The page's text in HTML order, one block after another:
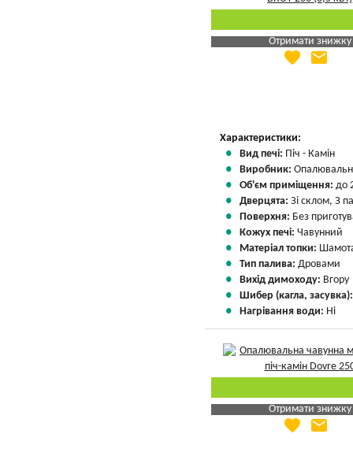
Отримати знижку
Яка Ваша ціна
favorite email
Характеристики:
Вид печі: Піч - Камін
Виробник:
Об'єм приміщення: до
Дверцята: Зі склом, З
Поверхня: Без
Кожух печі: Чавунний
Матеріал топки:
Тип палива: Дровами
Вихід димоходу: Вгору
Шибер (кагла,
Нагрівання води: Ні
Отримати знижку
Яка Ваша ціна
favorite email